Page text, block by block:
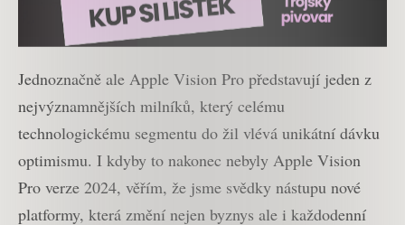
Jednoznačně ale Apple Vision Pro představují jeden z
nejvýznamnějších milníků, který celému
technologickému segmentu do žil vlévá unikátní dávku
optimismu. I kdyby to nakonec nebyly Apple Vision
Pro verze 2024, věřím, že jsme svědky nástupu nové
platformy, která změní nejen byznys ale i každodenní